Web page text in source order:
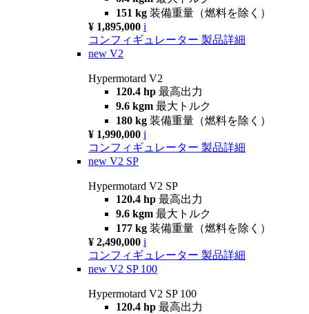
151 kg 装備重量（燃料を除く）
¥ 1,895,000 i
コンフィギュレーター 製品詳細
new V2
Hypermotard V2
120.4 hp 最高出力
9.6 kgm 最大トルク
180 kg 装備重量（燃料を除く）
¥ 1,990,000 i
コンフィギュレーター 製品詳細
new V2 SP
Hypermotard V2 SP
120.4 hp 最高出力
9.6 kgm 最大トルク
177 kg 装備重量（燃料を除く）
¥ 2,490,000 i
コンフィギュレーター 製品詳細
new V2 SP 100
Hypermotard V2 SP 100
120.4 hp 最高出力